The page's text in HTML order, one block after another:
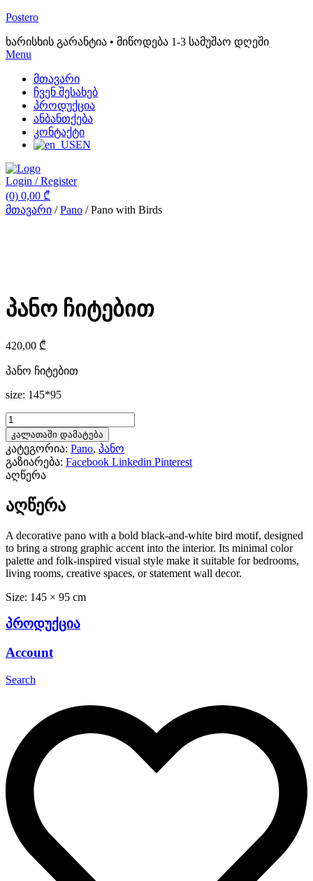
Postero
ხარისხის გარანტია • მიწოდება 1-3 სამუშაო დღეში
Menu
მთავარი
ჩვენ შესახებ
პროდუქცია
ანბანთქება
კონტაქტი
EN
Login / Register
(0) 0,00 ₾
მთავარი /Pano / Pano with Birds
პანო ჩიტებით
420,00 ₾
პანო ჩიტებით
size: 145*95
კალათაში დამატება
კატეგორია: Pano, პანო
გაზიარება: Facebook Linkedin Pinterest
აღწერა
აღწერა
A decorative pano with a bold black-and-white bird motif, designed
to bring a strong graphic accent into the interior. Its minimal color
palette and folk-inspired visual style make it suitable for bedrooms,
living rooms, creative spaces, or statement wall decor.
Size: 145 × 95 cm
პროდუქცია
Account
Search